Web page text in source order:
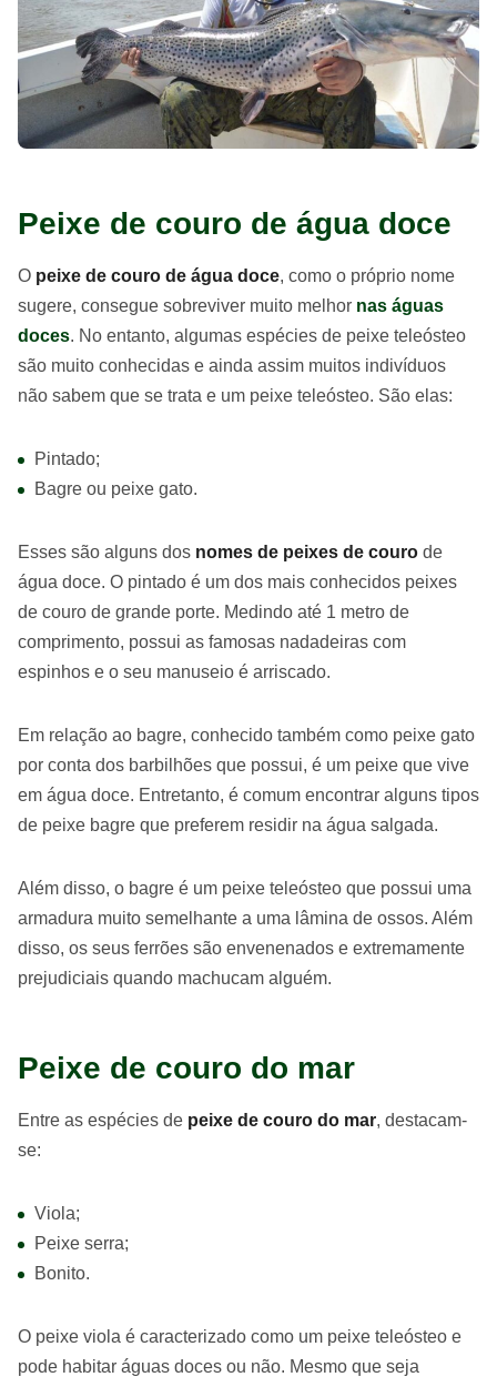
Peixe de couro de água doce
O peixe de couro de água doce, como o próprio nome
sugere, consegue sobreviver muito melhor nas águas
doces. No entanto, algumas espécies de peixe teleósteo
são muito conhecidas e ainda assim muitos indivíduos
não sabem que se trata e um peixe teleósteo. São elas:
Pintado;
Bagre ou peixe gato.
Esses são alguns dos nomes de peixes de couro de
água doce. O pintado é um dos mais conhecidos peixes
de couro de grande porte. Medindo até 1 metro de
comprimento, possui as famosas nadadeiras com
espinhos e o seu manuseio é arriscado.
Em relação ao bagre, conhecido também como peixe gato
por conta dos barbilhões que possui, é um peixe que vive
em água doce. Entretanto, é comum encontrar alguns tipos
de peixe bagre que preferem residir na água salgada.
Além disso, o bagre é um peixe teleósteo que possui uma
armadura muito semelhante a uma lâmina de ossos. Além
disso, os seus ferrões são envenenados e extremamente
prejudiciais quando machucam alguém.
Peixe de couro do mar
Entre as espécies de peixe de couro do mar, destacam-
se:
Viola;
Peixe serra;
Bonito.
O peixe viola é caracterizado como um peixe teleósteo e
pode habitar águas doces ou não. Mesmo que seja